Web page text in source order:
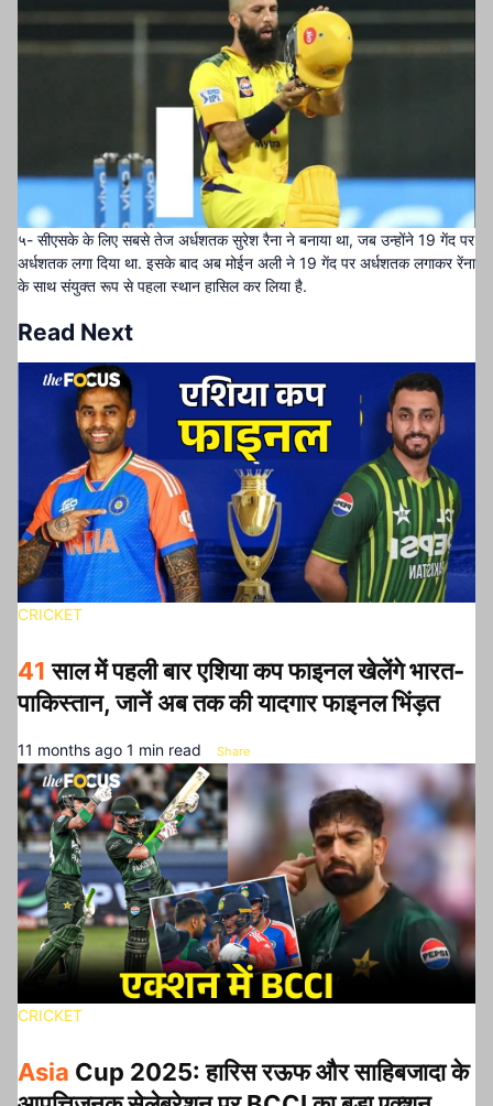
५- सीएसके के लिए सबसे तेज अर्धशतक सुरेश रैना ने बनाया था, जब उन्होंने 19 गेंद पर
अर्धशतक लगा दिया था. इसके बाद अब मोईन अली ने 19 गेंद पर अर्धशतक लगाकर रेंना
के साथ संयुक्त रूप से पहला स्थान हासिल कर लिया है.
Read Next
CRICKET
41 साल में पहली बार एशिया कप फाइनल खेलेंगे भारत-
पाकिस्तान, जानें अब तक की यादगार फाइनल भिंड़त
11 months ago 1 min read Share
CRICKET
Asia Cup 2025: हारिस रऊफ और साहिबजादा के